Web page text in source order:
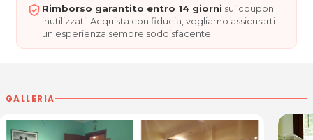
Per ulteriori informazioni sull'offerta o sulle modalità di
acquisto scrivi aposta@espevia.it
Rimborso garantito entro 14 giorni sui coupon
inutilizzati. Acquista con fiducia, vogliamo assicurarti
un'esperienza sempre soddisfacente.
GALLERIA